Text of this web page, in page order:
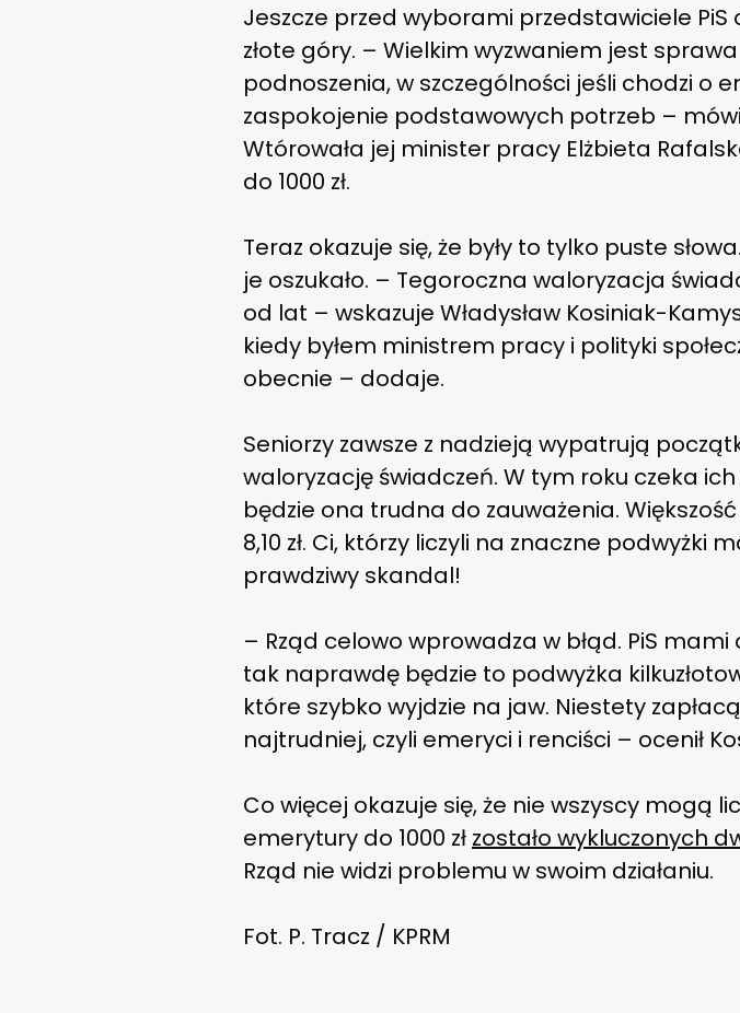
Jeszcze przed wyborami przedstawiciele
złote góry. – Wielkim wyzwaniem jest
podnoszenia, w szczególności jeśli chodzi o
zaspokojenie podstawowych potrzeb –
Wtórowała jej minister pracy Elżbieta
do 1000 zł.
Teraz okazuje się, że były to tylko puste
je oszukało. – Tegoroczna waloryzacja
od lat – wskazuje Władysław Kosiniak-
kiedy byłem ministrem pracy i polityki
obecnie – dodaje.
Seniorzy zawsze z nadzieją wypatrują
waloryzację świadczeń. W tym roku czeka
będzie ona trudna do zauważenia.
8,10 zł. Ci, którzy liczyli na znaczne podwyżki
prawdziwy skandal!
– Rząd celowo wprowadza w błąd. PiS
tak naprawdę będzie to podwyżka
które szybko wyjdzie na jaw. Niestety
najtrudniej, czyli emeryci i renciści – ocenił
Co więcej okazuje się, że nie wszyscy mogą
emerytury do 1000 zł zostało wykluczonych
Rząd nie widzi problemu w swoim działaniu.
Fot. P. Tracz / KPRM